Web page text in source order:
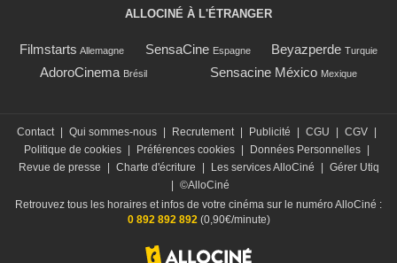
ALLOCINÉ À L'ÉTRANGER
Filmstarts Allemagne SensaCine Espagne Beyazperde Turquie
AdoroCinema Brésil Sensacine México Mexique
Contact | Qui sommes-nous | Recrutement | Publicité | CGU | CGV |
Politique de cookies | Préférences cookies | Données Personnelles |
Revue de presse
| Charte d'écriture | Les services AlloCiné | Gérer Utiq
| ©AlloCiné
Retrouvez tous les horaires et infos de votre cinéma sur le numéro AlloCiné :
0 892 892 892 (0,90€/minute)